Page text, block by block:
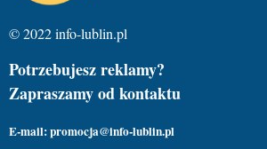
© 2022 info-lublin.pl
Potrzebujesz reklamy?
Zapraszamy od kontaktu
E-mail: promocja@info-lublin.pl